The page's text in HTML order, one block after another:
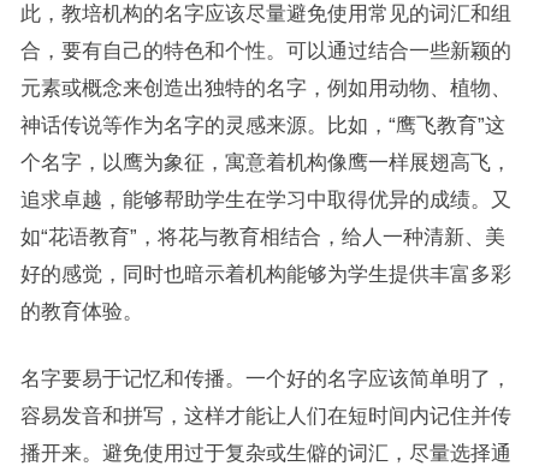
此，教培机构的名字应该尽量避免使用常见的词汇和组
合，要有自己的特色和个性。可以通过结合一些新颖的
元素或概念来创造出独特的名字，例如用动物、植物、
神话传说等作为名字的灵感来源。比如，“鹰飞教育”这
个名字，以鹰为象征，寓意着机构像鹰一样展翅高飞，
追求卓越，能够帮助学生在学习中取得优异的成绩。又
如“花语教育”，将花与教育相结合，给人一种清新、美
好的感觉，同时也暗示着机构能够为学生提供丰富多彩
的教育体验。
名字要易于记忆和传播。一个好的名字应该简单明了，
容易发音和拼写，这样才能让人们在短时间内记住并传
播开来。避免使用过于复杂或生僻的词汇，尽量选择通